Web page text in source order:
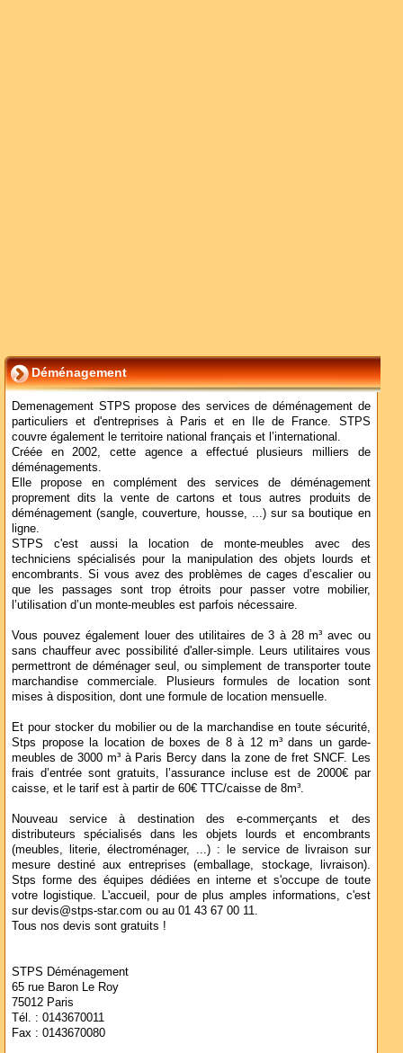
Déménagement
Demenagement STPS propose des services de déménagement de
particuliers et d'entreprises à Paris et en Ile de France. STPS
couvre également le territoire national français et l’international.
Créée en 2002, cette agence a effectué plusieurs milliers de
déménagements.
Elle propose en complément des services de déménagement
proprement dits la vente de cartons et tous autres produits de
déménagement (sangle, couverture, housse, ...) sur sa boutique en
ligne.
STPS c'est aussi la location de monte-meubles avec des
techniciens spécialisés pour la manipulation des objets lourds et
encombrants. Si vous avez des problèmes de cages d’escalier ou
que les passages sont trop étroits pour passer votre mobilier,
l’utilisation d’un monte-meubles est parfois nécessaire.
Vous pouvez également louer des utilitaires de 3 à 28 m³ avec ou
sans chauffeur avec possibilité d'aller-simple. Leurs utilitaires vous
permettront de déménager seul, ou simplement de transporter toute
marchandise commerciale. Plusieurs formules de location sont
mises à disposition, dont une formule de location mensuelle.
Et pour stocker du mobilier ou de la marchandise en toute sécurité,
Stps propose la location de boxes de 8 à 12 m³ dans un garde-
meubles de 3000 m³ à Paris Bercy dans la zone de fret SNCF. Les
frais d’entrée sont gratuits, l’assurance incluse est de 2000€ par
caisse, et le tarif est à partir de 60€ TTC/caisse de 8m³.
Nouveau service à destination des e-commerçants et des
distributeurs spécialisés dans les objets lourds et encombrants
(meubles, literie, électroménager, ...) : le service de livraison sur
mesure destiné aux entreprises (emballage, stockage, livraison).
Stps forme des équipes dédiées en interne et s'occupe de toute
votre logistique. L'accueil, pour de plus amples informations, c'est
sur devis@stps-star.com ou au 01 43 67 00 11.
Tous nos devis sont gratuits !
STPS Déménagement
65 rue Baron Le Roy
75012 Paris
Tél. : 0143670011
Fax : 0143670080